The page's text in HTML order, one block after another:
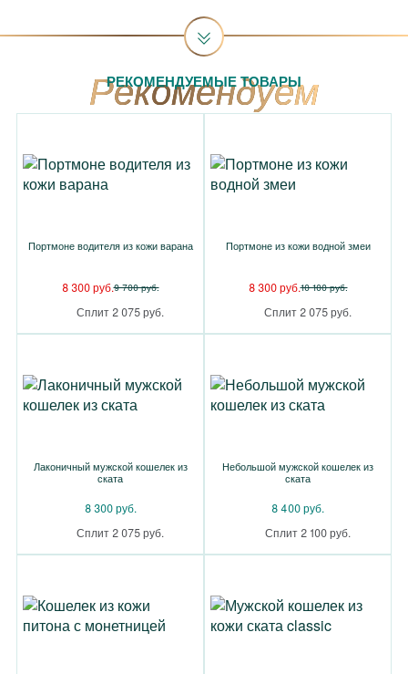
РЕКОМЕНДУЕМЫЕ ТОВАРЫ
Портмоне водителя из кожи варана
8 300 руб.9 700 руб.
Сплит 2 075 руб.
Портмоне из кожи водной змеи
8 300 руб.10 100 руб.
Сплит 2 075 руб.
Лаконичный мужской кошелек из
ската
8 300 руб.
Сплит 2 075 руб.
Небольшой мужской кошелек из
ската
8 400 руб.
Сплит 2 100 руб.